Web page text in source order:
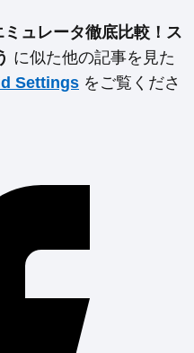
ュレータ徹底比較！ス
に似た他の記事を見た
Settings をご覧くださ